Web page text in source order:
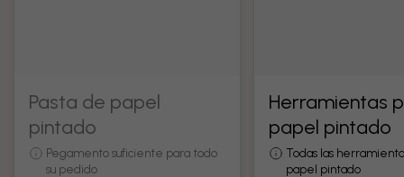
Pasta de papel
pintado
Pegamento suficiente para todo
su pedido
Herramientas
papel pintado
Todas las
papel pintado